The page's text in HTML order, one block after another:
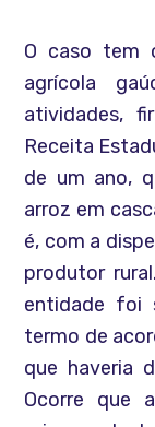
O caso tem
agrícola
atividades,
Receita
de um ano,
arroz em
é, com a
produtor
entidade foi
termo de
que haveria
Ocorre que